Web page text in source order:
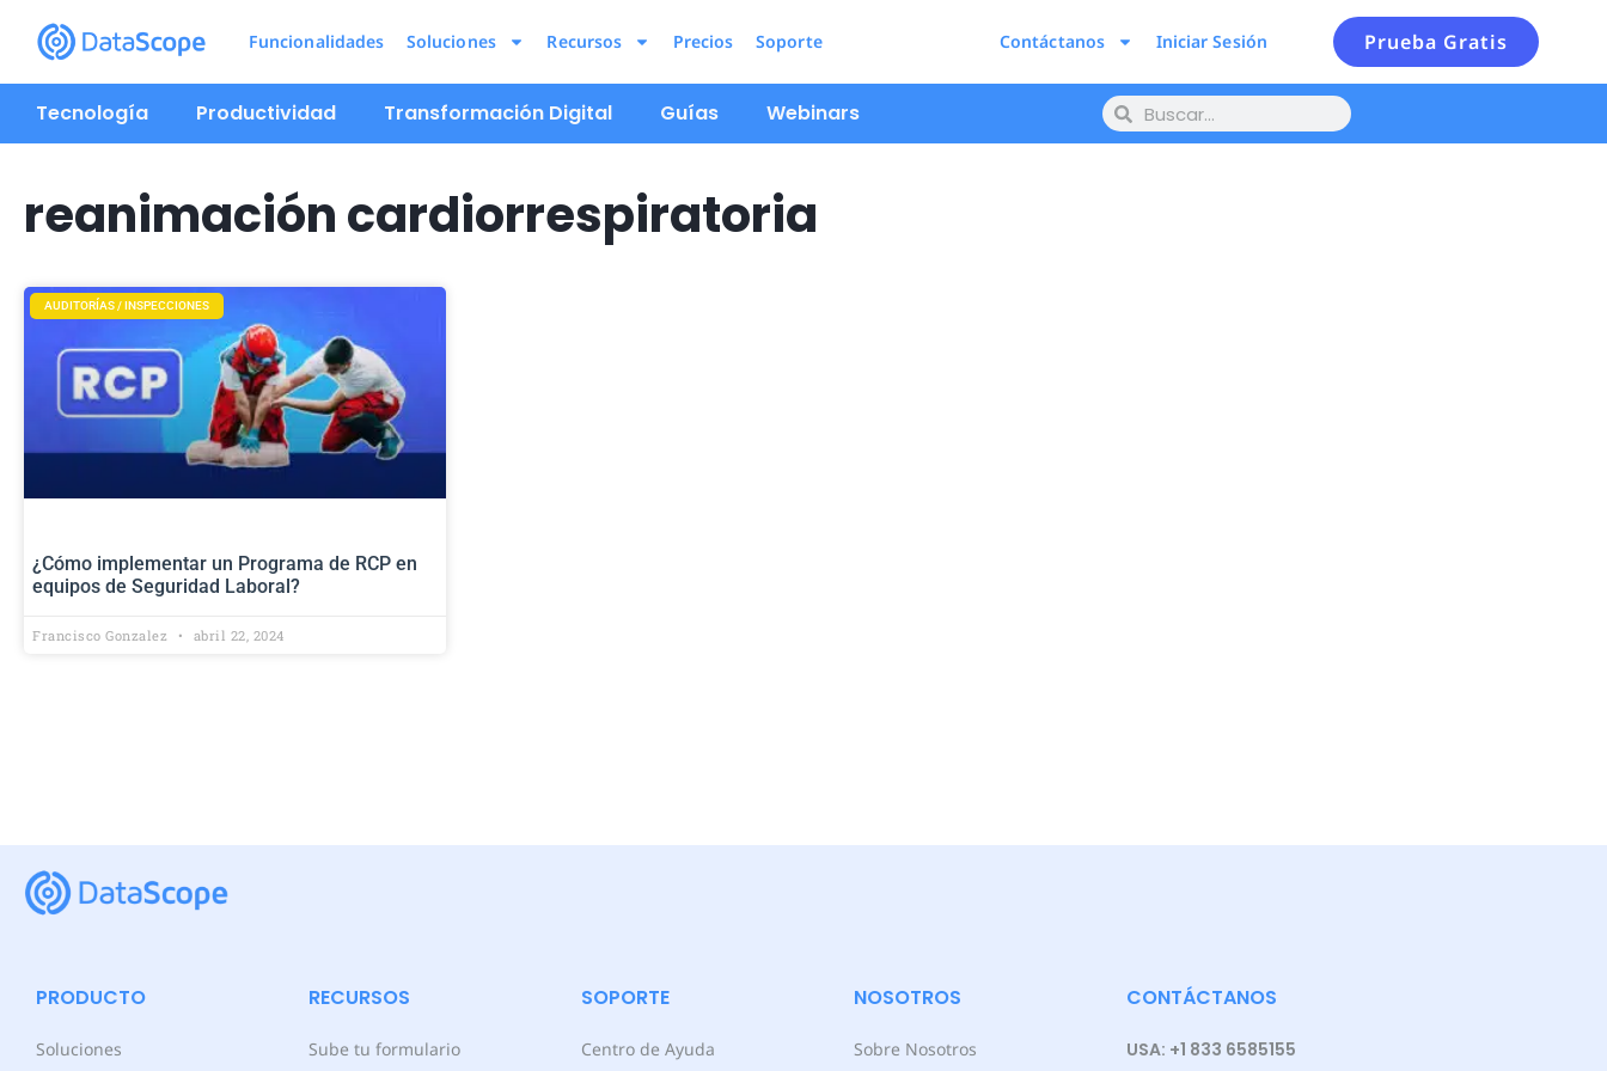
Funcionalidades Soluciones Recursos Precios Soporte Contáctanos Iniciar Sesión Prueba Gratis
Tecnología Productividad Transformación Digital Guías Webinars
reanimación cardiorrespiratoria
AUDITORÍAS / INSPECCIONES
¿Cómo implementar un Programa de RCP en
equipos de Seguridad Laboral?
Francisco Gonzalez abril 22, 2024
PRODUCTO
Soluciones
RECURSOS
Sube tu formulario
SOPORTE
Centro de Ayuda
NOSOTROS
Sobre Nosotros
CONTÁCTANOS
USA: +1 833 6585155